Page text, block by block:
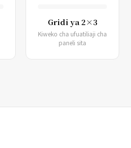
Gridi ya 2×3
Kiweko cha ufuatiliaji cha
paneli sita